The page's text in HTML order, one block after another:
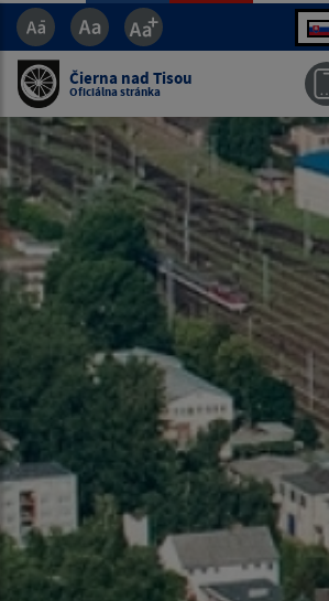
Jazyk
Čierna nad Tisou
Oficiálna stránka